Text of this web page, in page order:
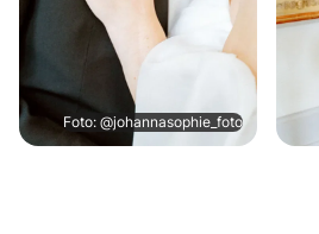
Foto: @johannasophie_foto